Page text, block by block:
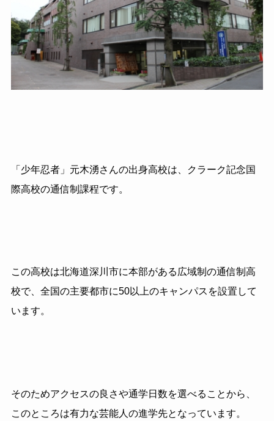
「少年忍者」元木湧さんの出身高校は、クラーク記念国
際高校の通信制課程です。
この高校は北海道深川市に本部がある広域制の通信制高
校で、全国の主要都市に50以上のキャンパスを設置して
います。
そのためアクセスの良さや通学日数を選べることから、
このところは有力な芸能人の進学先となっています。